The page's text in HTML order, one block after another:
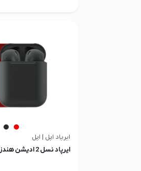
ایرپاد اپل | اپل
ایرپاد نسل 2 ادیشن هندزفری بلوتوث اپل